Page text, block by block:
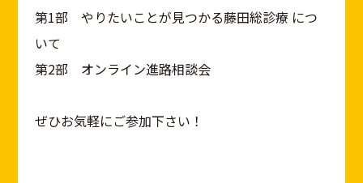
第1部 やりたいことが見つかる藤田総診療 につ
いて
第2部 オンライン進路相談会
ぜひお気軽にご参加下さい！